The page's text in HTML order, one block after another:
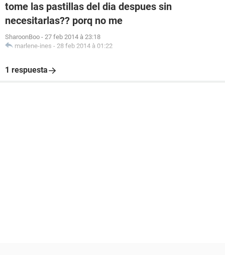
tome las pastillas del dia despues sin
necesitarlas?? porq no me
SharoonBoo - 27 feb 2014 à 23:18
marlene-ines - 28 feb 2014 à 01:22
1 respuesta